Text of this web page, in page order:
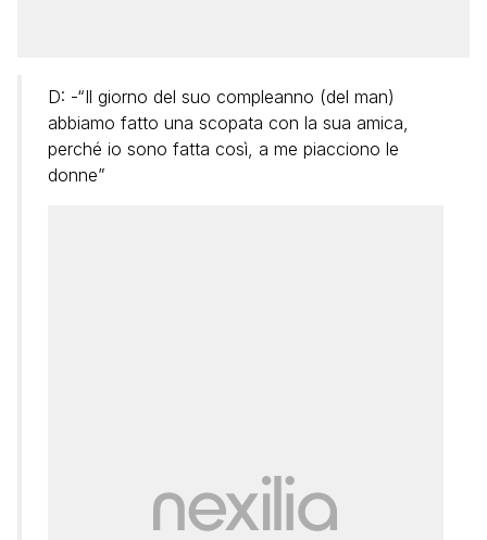
D: -“Il giorno del suo compleanno (del man)
abbiamo fatto una scopata con la sua amica,
perché io sono fatta così, a me piacciono le
donne”